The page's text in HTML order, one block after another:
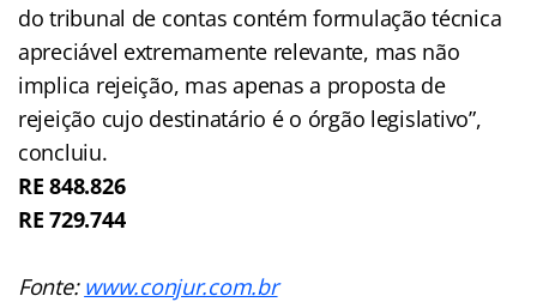
do tribunal de contas contém formulação técnica
apreciável extremamente relevante, mas não
implica rejeição, mas apenas a proposta de
rejeição cujo destinatário é o órgão legislativo”,
concluiu.
RE 848.826
RE 729.744
Fonte: www.conjur.com.br